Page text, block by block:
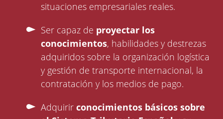
situaciones empresariales reales.
Ser capaz de proyectar los
conocimientos, habilidades y destrezas
adquiridos sobre la organización logística
y gestión de transporte internacional, la
contratación y los medios de pago.
Adquirirconocimientos básicos sobre